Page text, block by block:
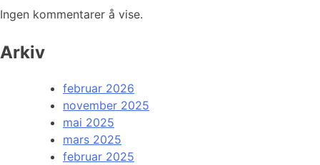
Ingen kommentarer å vise.
Arkiv
februar 2026
november 2025
mai 2025
mars 2025
februar 2025